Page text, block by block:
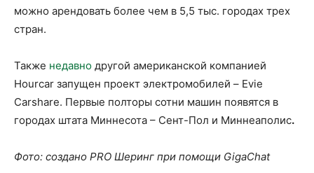
можно арендовать более чем в 5,5 тыс. городах трех
стран.
Также недавно другой американской компанией
Hourcar запущен проект электромобилей – Evie
Carshare. Первые полторы сотни машин появятся в
городах штата Миннесота – Сент-Пол и Миннеаполис.
Фото: создано PRO Шеринг при помощи GigaChat